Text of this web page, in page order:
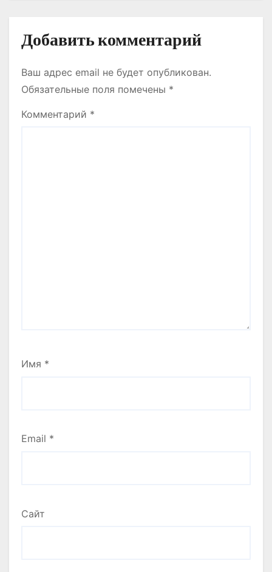
Добавить комментарий
Ваш адрес email не будет опубликован.
Обязательные поля помечены *
Комментарий *
Имя *
Email *
Сайт